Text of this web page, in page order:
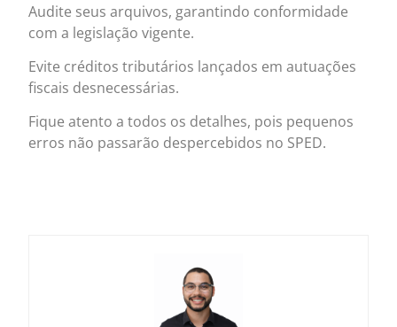
Audite seus arquivos, garantindo conformidade
com a legislação vigente.
Evite créditos tributários lançados em autuações
fiscais desnecessárias.
Fique atento a todos os detalhes, pois pequenos
erros não passarão despercebidos no SPED.